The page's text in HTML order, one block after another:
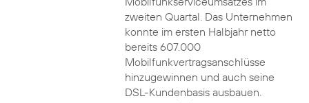
zweiten Quartal. Das Unternehmen
konnte im ersten Halbjahr netto
bereits 607.000
Mobilfunkvertragsanschlüsse
hinzugewinnen und auch seine
DSL-Kundenbasis ausbauen.